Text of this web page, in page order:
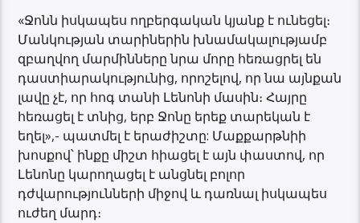
«Ջոնն իսկապես ողբերգական կյանք է ունեցել։
Մանկության տարիներին խնամակալությամբ
զբաղվող մարմինները նրա մորը հեռացրել են
դաստիարակությունից, որոշելով, որ նա այնքան
լավը չէ, որ հոգ տանի Լենոնի մասին։ Հայրը
հեռացել է տնից, երբ Ջոնը երեք տարեկան է
եղել»,- պատմել է երաժիշտը: Մաքքարթնիի
խոսքով՝ ինքը միշտ հիացել է այն փաստով, որ
Լենոնը կարողացել է անցնել բոլոր
դժվարությունների միջով և դառնալ իսկապես
ուժեղ մարդ։